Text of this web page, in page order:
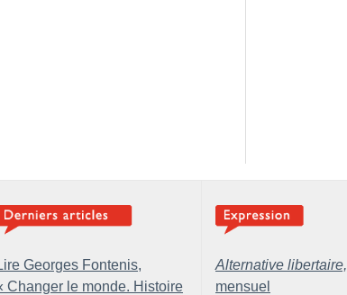
Georges Fontenis,
Changer le monde. Histoire
Alternative libertaire,
mensuel